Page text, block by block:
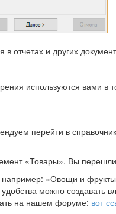
отчетах и других
используются вами в
перейти в
«Товары». Вы
например: «Овощи и
удобства можно
на нашем форуме: вот